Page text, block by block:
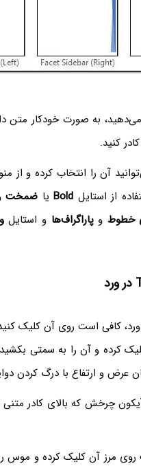
به صورت خودکار متن
کنید.
آن را انتخاب کرده و از
از استایل Boldیا ضمخت
خطوط وپاراگراف‌ها و استایل
کافی است روی آن کلیک
کرده و آن را به سمتی
و ارتفاع با درگ کردن
مرز آن کلیک کرده و موس